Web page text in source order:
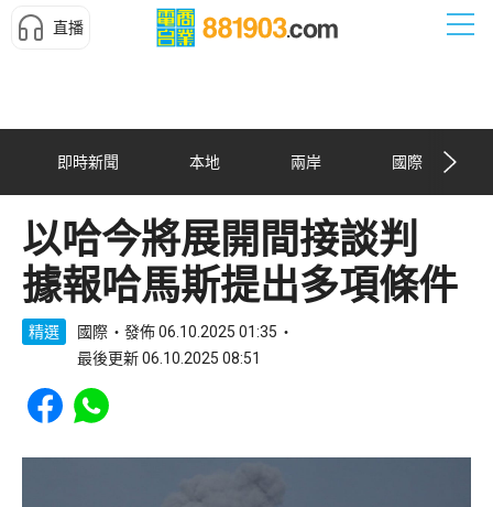
直播
即時新聞 本地 兩岸 國際
以哈今將展開間接談判
據報哈馬斯提出多項條件
精選 國際
發佈 06.10.2025 01:35
最後更新 06.10.2025 08:51
Share to Facebook
Share to WhatsApp